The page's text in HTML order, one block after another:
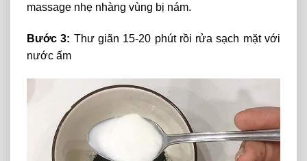
massage nhẹ nhàng vùng bị nám.
Bước 3: Thư giãn 15-20 phút rồi rửa sạch mặt với
nước ấm